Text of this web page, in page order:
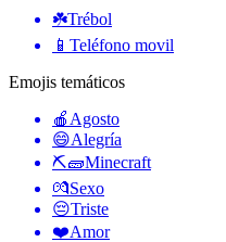
☘️Trébol
📱 Teléfono movil
Emojis temáticos
🍎 Agosto
😄Alegría
⛏🧱Minecraft
💏Sexo
😔Triste
❤️Amor